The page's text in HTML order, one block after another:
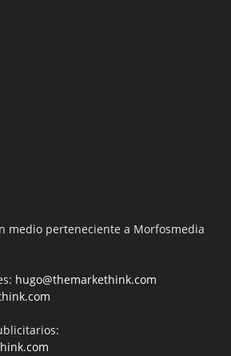
medio perteneciente a Morfosmedia
hugo@themarkethink.com